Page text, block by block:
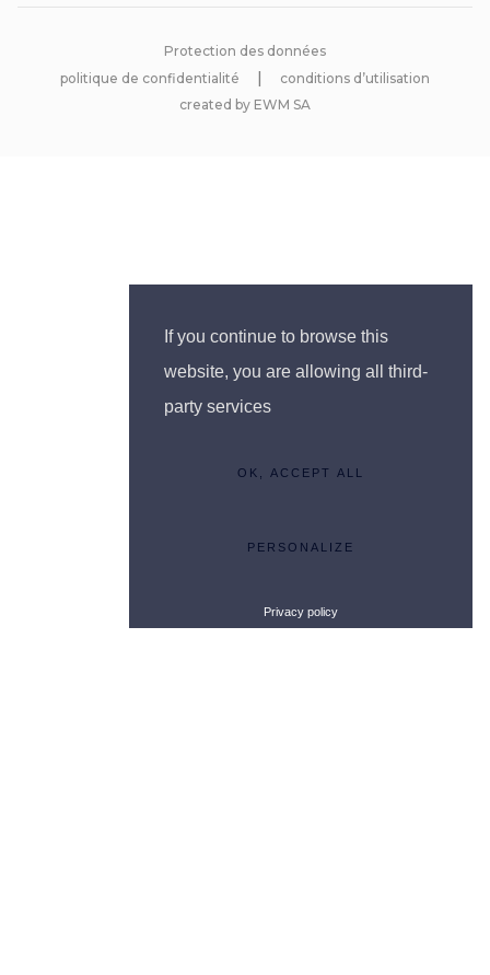
Protection des données
politique de confidentialité
conditions d’utilisation
created by EWM SA
If you continue to browse this
website, you are allowing all third-
party services
OK, ACCEPT ALL
PERSONALIZE
Privacy policy